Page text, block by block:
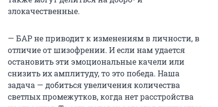
злокачественные.
— БАР не приводит к изменениям в личности, в
отличие от шизофрении. И если нам удается
остановить эти эмоциональные качели или
снизить их амплитуду, то это победа. Наша
задача — добиться увеличения количества
светлых промежутков, когда нет расстройства